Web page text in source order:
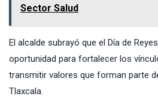
Sector Salud
El alcalde subrayó que el Día de
oportunidad para fortalecer los
transmitir valores que forman parte
Tlaxcala.